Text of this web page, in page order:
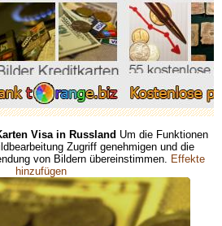
Visa in Russland Um die Funktionen
Zugriff genehmigen und die
von Bildern übereinstimmen. Effekte
hinzufügen